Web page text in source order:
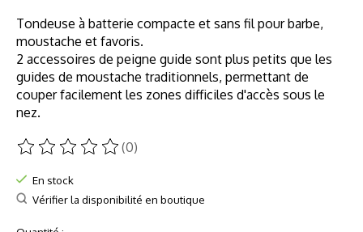
Tondeuse à batterie compacte et sans fil pour barbe,
moustache et favoris.
2 accessoires de peigne guide sont plus petits que les
guides de moustache traditionnels, permettant de
couper facilement les zones difficiles d'accès sous le
nez.
Ce produit est évalué à
(0)
En stock
Vérifier la disponibilité en boutique